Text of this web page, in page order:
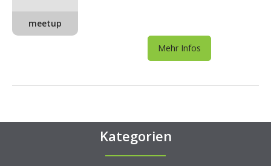
meetup
Mehr Infos
Kategorien